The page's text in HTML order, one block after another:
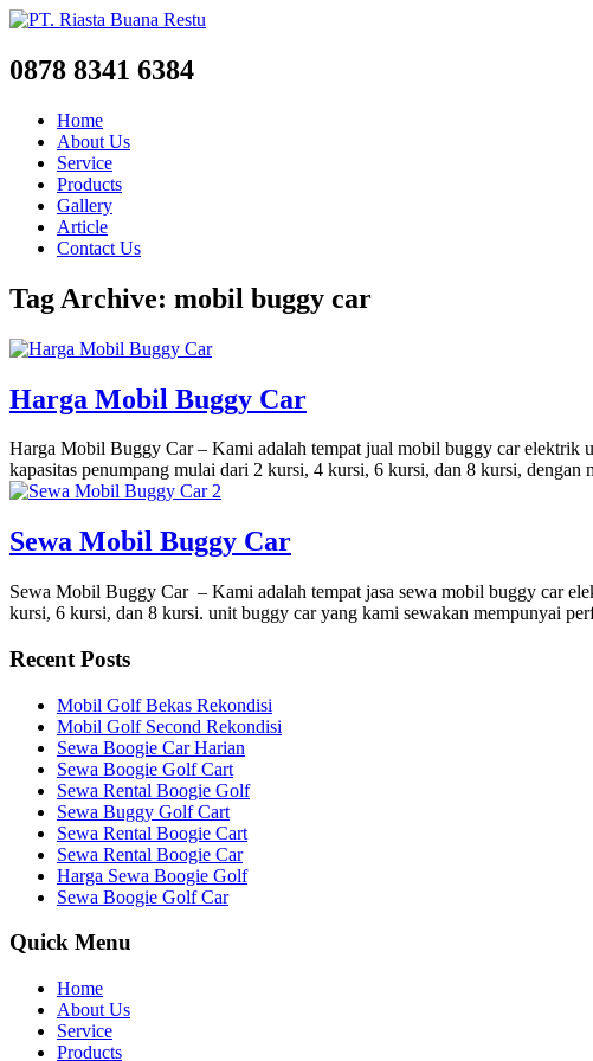
0878 8341 6384
Home
About Us
Service
Products
Gallery
Article
Contact Us
Tag Archive: mobil buggy car
Harga Mobil Buggy Car
Harga Mobil Buggy Car – Kami adalah tempat jual mobil buggy car elektrik
kapasitas penumpang mulai dari 2 kursi, 4 kursi, 6 kursi, dan 8 kursi,
Sewa Mobil Buggy Car
Sewa Mobil Buggy Car – Kami adalah tempat jasa sewa mobil buggy car
kursi, 6 kursi, dan 8 kursi. unit buggy car yang kami sewakan mempunyai
Recent Posts
Mobil Golf Bekas Rekondisi
Mobil Golf Second Rekondisi
Sewa Boogie Car Harian
Sewa Boogie Golf Cart
Sewa Rental Boogie Golf
Sewa Buggy Golf Cart
Sewa Rental Boogie Cart
Sewa Rental Boogie Car
Harga Sewa Boogie Golf
Sewa Boogie Golf Car
Quick Menu
Home
About Us
Service
Products